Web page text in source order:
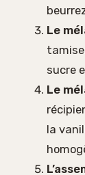
Le
sucre
Le
la